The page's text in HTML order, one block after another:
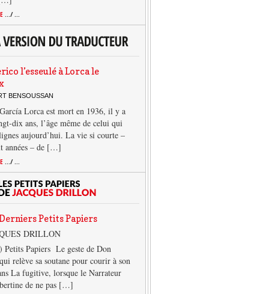
.../ ...
l’esseulé à Lorca le
BENSOUSSAN
Lorca est mort en 1936, il y a
dix ans, l’âge même de celui qui
aujourd’hui. La vie si courte –
années – de […]
.../ ...
Petits Papiers
DRILLON
Petits Papiers Le geste de Don
relève sa soutane pour courir à son
La fugitive, lorsque le Narrateur
de ne pas […]